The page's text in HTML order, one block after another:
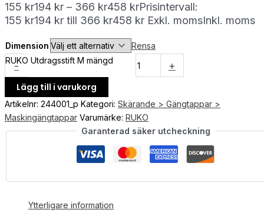
155 kr194 kr – 366 kr458 krPrisintervall:
155 kr194 kr till 366 kr458 kr Exkl. momsInkl. moms
Dimension Rensa
-
RUKO Utdragsstift M mängd +
Lägg till i varukorg
Artikelnr: 244001_p Kategori: Skärande > Gängtappar >
Maskingängtappar Varumärke: RUKO
Garanterad säker utcheckning
Ytterligare information